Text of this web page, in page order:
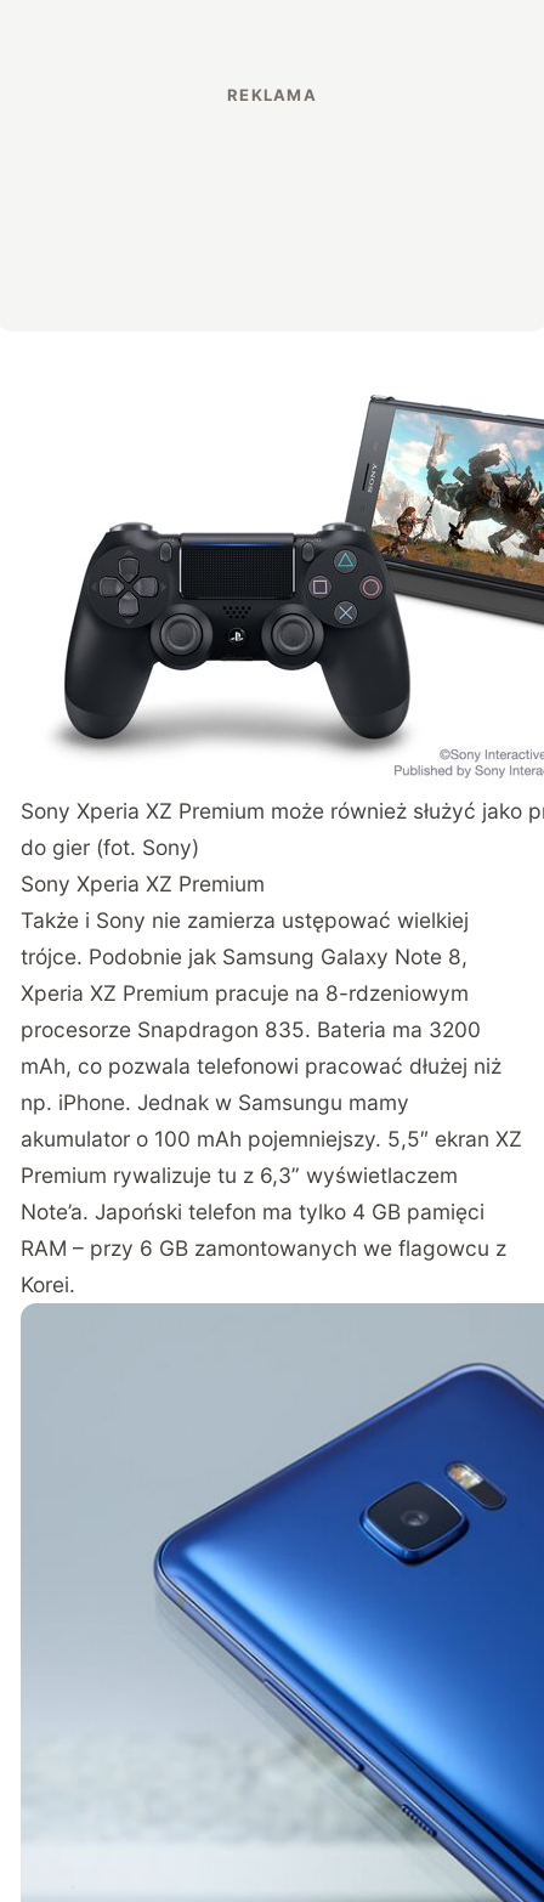
Sony Xperia XZ Premium może również służyć jako
do gier (fot. Sony)
Sony Xperia XZ Premium
Także i Sony nie zamierza ustępować wielkiej
trójce. Podobnie jak Samsung Galaxy Note 8,
Xperia XZ Premium pracuje na 8-rdzeniowym
procesorze Snapdragon 835. Bateria ma 3200
mAh, co pozwala telefonowi pracować dłużej niż
np. iPhone. Jednak w Samsungu mamy
akumulator o 100 mAh pojemniejszy. 5,5″ ekran XZ
Premium rywalizuje tu z 6,3” wyświetlaczem
Note’a. Japoński telefon ma tylko 4 GB pamięci
RAM – przy 6 GB zamontowanych we flagowcu z
Korei.